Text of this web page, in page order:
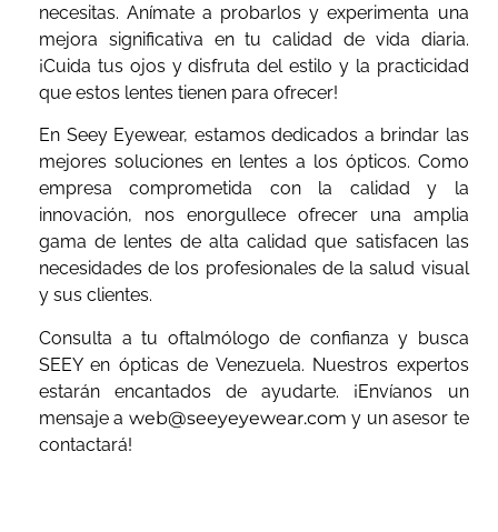
necesitas. Anímate a probarlos y experimenta una
mejora significativa en tu calidad de vida diaria.
¡Cuida tus ojos y disfruta del estilo y la practicidad
que estos lentes tienen para ofrecer!
En Seey Eyewear, estamos dedicados a brindar las
mejores soluciones en lentes a los ópticos. Como
empresa comprometida con la calidad y la
innovación, nos enorgullece ofrecer una amplia
gama de lentes de alta calidad que satisfacen las
necesidades de los profesionales de la salud visual
y sus clientes.
Consulta a tu oftalmólogo de confianza y busca
SEEY en ópticas de Venezuela. Nuestros expertos
estarán encantados de ayudarte. ¡Envíanos un
mensaje a web@seeyeyewear.com y un asesor te
contactará!